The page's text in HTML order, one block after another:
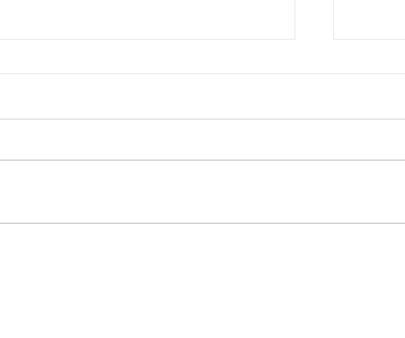
Society of Physiotherapy's
with